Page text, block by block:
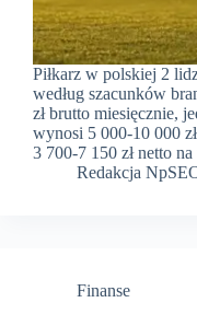
Piłkarz w polskiej 2
według szacunków
zł brutto miesięcznie,
wynosi 5 000-10 000
3 700-7 150 zł netto
Redakcja
Finanse